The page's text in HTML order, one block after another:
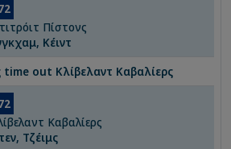
Πίστονς
Κέιντ
time out Κλίβελαντ Καβαλίερς
Καβαλίερς
Τζέιμς